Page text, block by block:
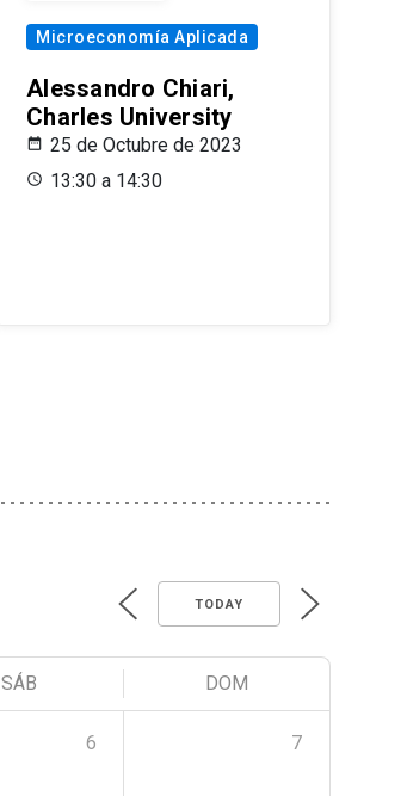
Microeconomía Aplicada
Alessandro Chiari,
Charles University
25 de Octubre de 2023
13:30 a 14:30
TODAY
SÁB DOM
6 7